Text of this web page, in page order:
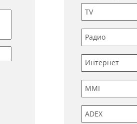
TV
Радио
Интернет
MMI
ADEX